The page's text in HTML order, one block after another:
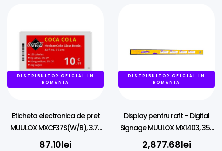
DISTRIBUITOR OFICIAL IN
ROMANIA
Eticheta electronica de pret
MUULOX MXCF37S(W/B), 3.7″,
NFC, LED, 4 culori
87.10lei
DISTRIBUITOR OFICIAL IN
ROMANIA
Display pentru raft – Digital
Signage MUULOX MX1403, 35″,
LCD,, Wi-Fi
2,877.68lei